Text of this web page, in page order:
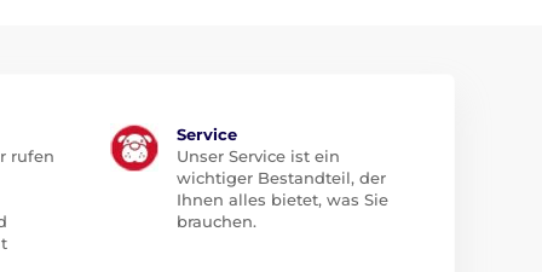
rufen
Service
Unser Service ist ein
wichtiger Bestandteil, der
Ihnen alles bietet, was Sie
brauchen.